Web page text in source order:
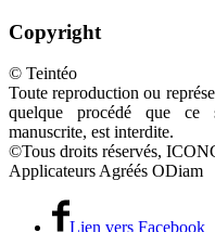
Copyright
© Teintéo
Toute reproduction ou
quelque procédé que ce
manuscrite, est interdite.
©Tous droits réservés,
Applicateurs Agréés ODiam
Lien vers Facebook